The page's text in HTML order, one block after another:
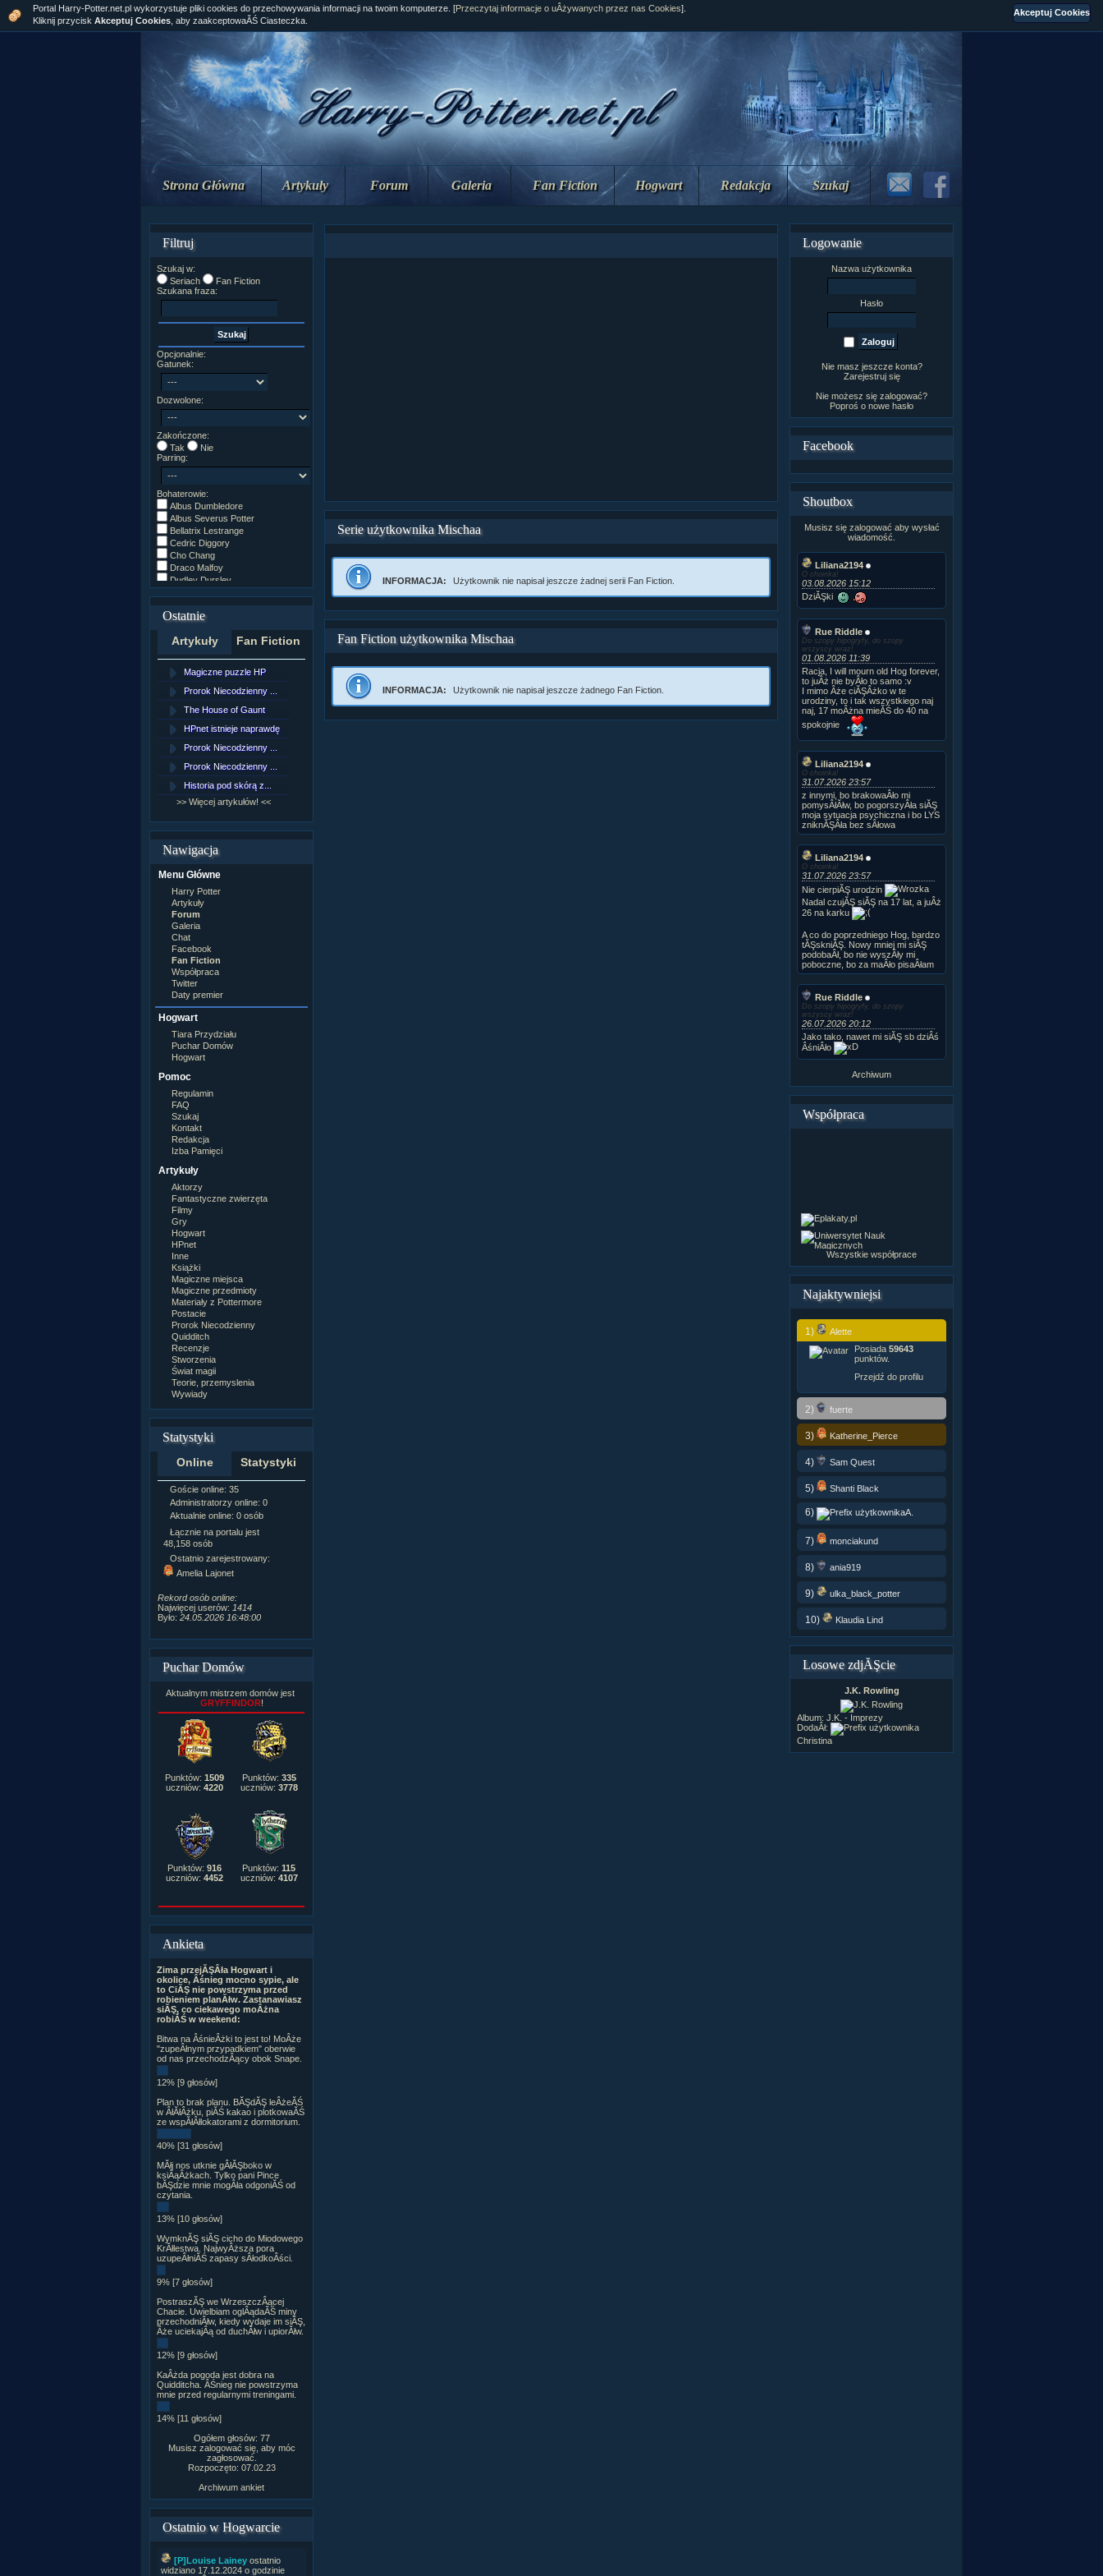
Strona Główna Artykuły Forum Galeria Fan Fiction Hogwart Redakcja Szukaj
Filtruj
Szukaj w:
Seriach
Fan Fiction
Szukana fraza:
Opcjonalnie:
Gatunek:
Dozwolone:
Zakończone:
Tak
Nie
Parring:
Bohaterowie:
Albus Dumbledore
Albus Severus Potter
Bellatrix Lestrange
Cedric Diggory
Cho Chang
Draco Malfoy
Dudley Dursley
Godryk Gryffindor
Helga Hufflepuff
Inne
James Potter
James Syriusz Potter
Lily Evans
Lily Luna Potter
Lord Voldemort
Lucjusz Malfoy
Luna Lovegood
Minerwa MacGonagall
Neville Longbottom
Nimfadora Tonks
Ron Weasley
Rose Weasley
Rowena Ravenclaw
Salazar Slytherin
Scorpius Malfoy
Severus Snape
Syriusz Black
Teddy Lupin
wÂłasna postaĂŚ
Ostatnie
Artykuły Fan Fiction
Magiczne puzzle HP
Prorok Niecodzienny ...
The House of Gaunt
HPnet istnieje naprawdę
Prorok Niecodzienny ...
Prorok Niecodzienny ...
Historia pod skórą z...
>> Więcej artykułów! <<
[NZ]Rozdział 10 cz....
[NZ]Rozdział 10 cz....
[NZ]Rozdział 9 cz.2...
Nawigacja
Menu Główne
Harry Potter
Artykuły
Forum
Galeria
Chat
Facebook
Fan Fiction
Współpraca
Twitter
Daty premier
Hogwart
Tiara Przydziału
Puchar Domów
Hogwart
Pomoc
Regulamin
FAQ
Szukaj
Kontakt
Redakcja
Izba Pamięci
Artykuły
Aktorzy
Fantastyczne zwierzęta
Filmy
Gry
Hogwart
HPnet
Inne
Książki
Magiczne miejsca
Magiczne przedmioty
Materiały z Pottermore
Postacie
Prorok Niecodzienny
Quidditch
Recenzje
Stworzenia
Świat magii
Teorie, przemyslenia
Wywiady
Statystyki
Online Statystyki
Goście online: 35
Administratorzy online: 0
Aktualnie online: 0 osób
Łącznie na portalu jest
48,158 osób
Ostatnio zarejestrowany:
Amelia Lajonet
Rekord osób online:
Najwięcej userów: 1414
Było: 24.05.2026 16:48:00
Puchar Domów
Aktualnym mistrzem domów jest
GRYFFINDOR!
Punktów: 1509
uczniów: 4220
Punktów: 335
uczniów: 3778
Punktów: 916
uczniów: 4452
Punktów: 115
uczniów: 4107
Ankieta
Zima przejĂŞÂła Hogwart i
okolice, Âśnieg mocno sypie, ale
to CiĂŞ nie powstrzyma przed
robieniem planĂłw. Zastanawiasz
siĂŞ, co ciekawego moÂżna
robiĂŚ w weekend:
Bitwa na ÂśnieÂżki to jest to! MoÂże
"zupeÂłnym przypadkiem" oberwie
od nas przechodzÂący obok Snape.
12% [9 głosów]
Plan to brak planu. BĂŞdĂŞ leÂżeĂŚ
w ÂłĂłÂżku, piĂŚ kakao i plotkowaĂŚ
ze wspĂłÂłlokatorami z dormitorium.
40% [31 głosów]
MĂłj nos utknie gÂłĂŞboko w
ksiÂąÂżkach. Tylko pani Pince
bĂŞdzie mnie mogÂła odgoniĂŚ od
czytania.
13% [10 głosów]
WymknĂŞ siĂŞ cicho do Miodowego
KrĂłlestwa. NajwyÂższa pora
uzupeÂłniĂŚ zapasy sÂłodkoÂści.
9% [7 głosów]
PostraszĂŞ we WrzeszczÂącej
Chacie. Uwielbiam oglÂądaĂŚ miny
przechodniĂłw, kiedy wydaje im siĂŞ,
Âże uciekajÂą od duchĂłw i upiorĂłw.
12% [9 głosów]
KaÂżda pogoda jest dobra na
Quidditcha. ÂŚnieg nie powstrzyma
mnie przed regularnymi treningami.
14% [11 głosów]
Ogółem głosów: 77
Musisz zalogować się, aby móc
zagłosować.
Rozpoczęto: 07.02.23
Archiwum ankiet
Ostatnio w Hogwarcie
[P]Louise Lainey ostatnio
widziano 17.12.2024 o godzinie
Portal Harry-Potter.net.pl wykorzystuje pliki cookies do przechowywania informacji na twoim komputerze. [Przeczytaj informacje o uÂżywanych przez nas Cookies].
Kliknij przycisk Akceptuj Cookies , aby zaakceptowaĂŚ Ciasteczka.
Serie użytkownika Mischaa
INFORMACJA: Użytkownik nie napisał jeszcze żadnej serii Fan Fiction.
Fan Fiction użytkownika Mischaa
INFORMACJA: Użytkownik nie napisał jeszcze żadnego Fan Fiction.
Logowanie
Nazwa użytkownika
Hasło
Nie masz jeszcze konta?
Zarejestruj się
Nie możesz się zalogować?
Poproś o nowe hasło
Facebook
Shoutbox
Musisz się zalogować aby wysłać
wiadomość.
Liliana2194
O choinka!
03.08.2026 15:12
DziĂŞki
Rue Riddle
Do szopy hipogryfy, do szopy
wszyscy wraz!
01.08.2026 11:39
Racja, I will mourn old Hog forever,
to juÂż nie byÂło to samo :v
I mimo Âże ciĂŞÂżko w te
urodziny, to i tak wszystkiego naj
naj, 17 moÂżna mieĂŚ do 40 na
spokojnie
Liliana2194
O choinka!
31.07.2026 23:57
z innymi, bo brakowaÂło mi
pomysÂłĂłw, bo pogorszyÂła siĂŞ
moja sytuacja psychiczna i bo LYS
zniknĂŞÂła bez sÂłowa
Liliana2194
O choinka!
31.07.2026 23:57
Nie cierpiĂŞ urodzin
Nadal czujĂŞ siĂŞ na 17 lat, a juÂż
26 na karku
A co do poprzedniego Hog, bardzo
tĂŞskniĂŞ. Nowy mniej mi siĂŞ
podobaÂł, bo nie wyszÂły mi
poboczne, bo za maÂło pisaÂłam
Rue Riddle
Do szopy hipogryfy, do szopy
wszyscy wraz!
26.07.2026 20:12
Jako tako, nawet mi siĂŞ sb dziÂś
ÂśniÂło
Archiwum
Współpraca
Wszystkie współprace
Najaktywniejsi
1)
Alette
Posiada 59643
punktów.
Przejdź do profilu
2) fuerte
3) Katherine_Pierce
4) Sam Quest
5) Shanti Black
6) A.
7) monciakund
8) ania919
9) ulka_black_potter
10) Klaudia Lind
Losowe zdjĂŞcie
J.K. Rowling
Album: J.K. - Imprezy
DodaÂł:
Christina